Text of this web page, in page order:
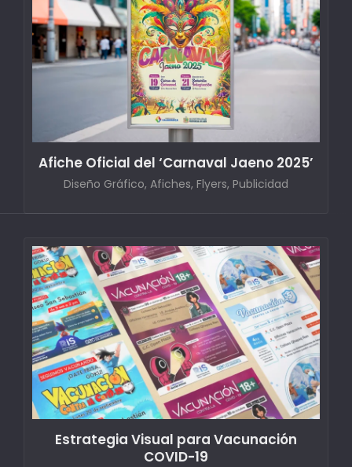
Afiche Oficial del ‘Carnaval Jaeno 2025’
Diseño Gráfico, Afiches, Flyers, Publicidad
Estrategia Visual para Vacunación
COVID-19